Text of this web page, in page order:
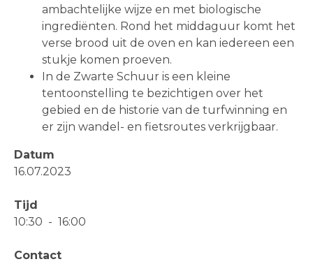
ambachtelijke wijze en met biologische
ingrediënten. Rond het middaguur komt het
verse brood uit de oven en kan iedereen een
stukje komen proeven.
In de Zwarte Schuur is een kleine
tentoonstelling te bezichtigen over het
gebied en de historie van de turfwinning en
er zijn wandel- en fietsroutes verkrijgbaar.
Datum
16.07.2023
Tijd
10:30 - 16:00
Contact